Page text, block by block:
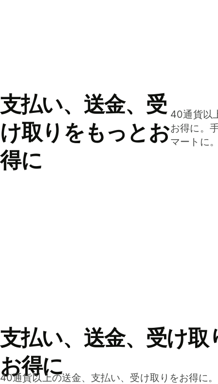
支払い、送金、受
け取りをもっとお
得に
40通貨以
お得に。
マートに
支払い、送金、受け取
お得に
40通貨以上の送金、支払い、受け取りをお得に